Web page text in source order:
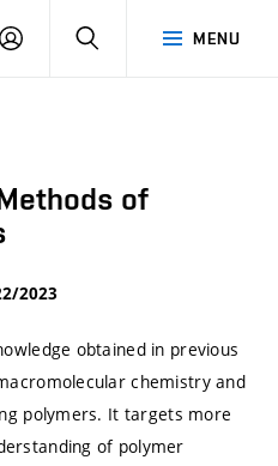
MENU
PŘIHLÁSIT
of
2023
obtained in previous
chemistry and
polymers. It targets more
of polymer